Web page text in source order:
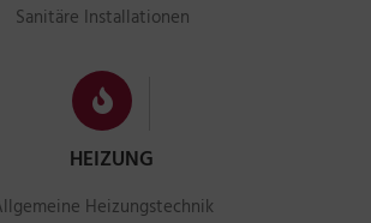
Sanitäre Installationen
HEIZUNG
Heizungstechnik